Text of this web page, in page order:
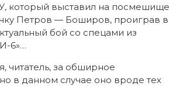
который выставил на посмешище
Петров — Боширов, проиграв в
бой со спецами из
6»…
читатель, за обширное
в данном случае оно вроде тех